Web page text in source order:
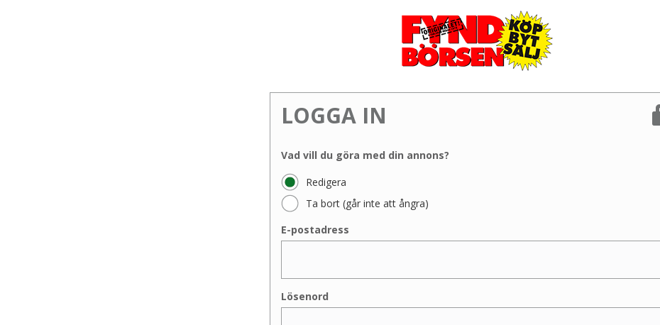
LOGGA IN
Vad vill du göra med din annons?
Redigera
Ta bort (går inte att ångra)
E-postadress
Lösenord